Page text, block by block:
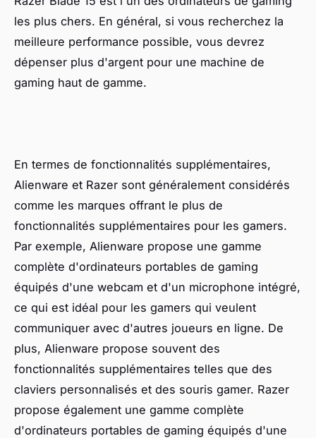
les plus chers. En général, si vous recherchez la
meilleure performance possible, vous devrez
dépenser plus d'argent pour une machine de
gaming haut de gamme.
En termes de fonctionnalités supplémentaires,
Alienware et Razer sont généralement considérés
comme les marques offrant le plus de
fonctionnalités supplémentaires pour les gamers.
Par exemple, Alienware propose une gamme
complète d'ordinateurs portables de gaming
équipés d'une webcam et d'un microphone intégré,
ce qui est idéal pour les gamers qui veulent
communiquer avec d'autres joueurs en ligne. De
plus, Alienware propose souvent des
fonctionnalités supplémentaires telles que des
claviers personnalisés et des souris gamer. Razer
propose également une gamme complète
d'ordinateurs portables de gaming équipés d'une